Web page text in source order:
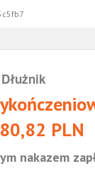
Dłużnik
PLN
nakazem